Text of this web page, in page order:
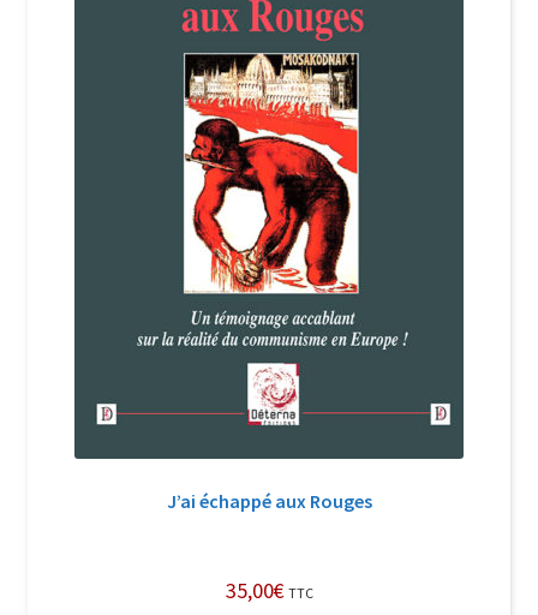
J’ai échappé aux Rouges
35,00€ TTC